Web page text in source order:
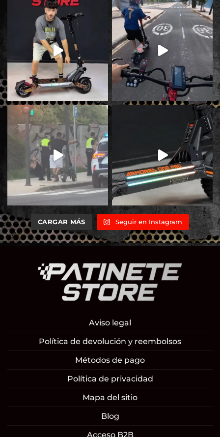
CARGAR MÁS Seguir en Instagram
Aviso legal
Política de devolución y reembolsos
Métodos de pago
Política de privacidad
Mapa del sitio
Blog
Acceso B2B